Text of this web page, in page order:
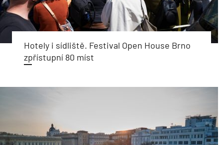
Hotely i sídliště. Festival Open House Brno
zpřístupní 80 míst